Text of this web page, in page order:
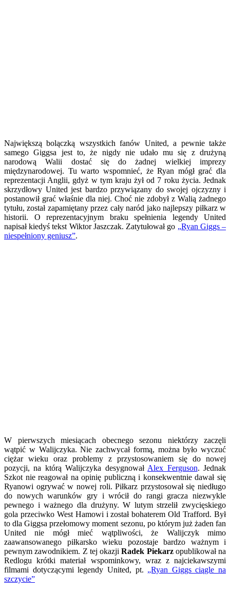
Największą bolączką wszystkich fanów United, a pewnie także
samego Giggsa jest to, że nigdy nie udało mu się z drużyną
narodową Walii dostać się do żadnej wielkiej imprezy
międzynarodowej. Tu warto wspomnieć, że Ryan mógł grać dla
reprezentacji Anglii, gdyż w tym kraju żył od 7 roku życia. Jednak
skrzydłowy United jest bardzo przywiązany do swojej ojczyzny i
postanowił grać właśnie dla niej. Choć nie zdobył z Walią żadnego
tytułu, został zapamiętany przez cały naród jako najlepszy piłkarz w
historii. O reprezentacyjnym braku spełnienia legendy United
napisał kiedyś tekst Wiktor Jaszczak. Zatytułował go „Ryan Giggs –
niespełniony geniusz”.
W pierwszych miesiącach obecnego sezonu niektórzy zaczęli
wątpić w Walijczyka. Nie zachwycał formą, można było wyczuć
ciężar wieku oraz problemy z przystosowaniem się do nowej
pozycji, na którą Walijczyka desygnował Alex Ferguson. Jednak
Szkot nie reagował na opinię publiczną i konsekwentnie dawał się
Ryanowi ogrywać w nowej roli. Piłkarz przystosował się niedługo
do nowych warunków gry i wrócił do rangi gracza niezwykle
pewnego i ważnego dla drużyny. W lutym strzelił zwycięskiego
gola przeciwko West Hamowi i został bohaterem Old Trafford. Był
to dla Giggsa przełomowy moment sezonu, po którym już żaden fan
United nie mógł mieć wątpliwości, że Walijczyk mimo
zaawansowanego piłkarsko wieku pozostaje bardzo ważnym i
pewnym zawodnikiem. Z tej okazjiRadek Piekarzopublikował na
Redlogu krótki materiał wspominkowy, wraz z najciekawszymi
filmami dotyczącymi legendy United, pt. „Ryan Giggs ciągle na
szczycie”